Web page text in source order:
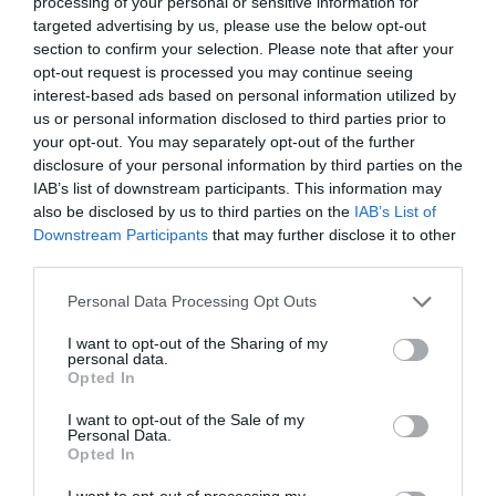
targeted advertising by us, please use the below opt-out
section to confirm your selection. Please note that after your
opt-out request is processed you may continue seeing
interest-based ads based on personal information utilized by
us or personal information disclosed to third parties prior to
your opt-out. You may separately opt-out of the further
disclosure of your personal information by third parties on the
IAB’s list of downstream participants. This information may
also be disclosed by us to third parties on the IAB’s List of
Downstream Participants that may further disclose it to other
Personal Data Processing Opt Outs
I want to opt-out of the Sharing of my
personal data.
Opted In
I want to opt-out of the Sale of my
Personal Data.
Opted In
Σε αυτό το απίθανο ταξίδι ωστόσο μπόρεσε να βρει
μερικούς συνοδοιπόρους που στάθηκαν πολύτιμοι
αρωγοί και στήριξαν την δική του προσπάθεια να φέρει
στο φως μια ιστορία από το τόσο μακρινό παρελθόν,
αλλάζοντας στην ουσία την ιστορία και τον τρόπο που
αυτή γράφτηκε ή επιβεβαιώνοντας με στοιχεία κάποια
πράγματα που μέχρι τότε αμφισβητούνταν από
διάφορους δύσπιστους οι οποίοι και έλεγαν ότι ίσως ο
Αλέξανδροςνα μην έφτασε ποτέ στους πρόποδες των
Ιμαλαΐων, αλλά και τον τρόπο με τον οποίο προσέγγισε
Μαζί με τον κύριο Μανωλεσάκη, στο πλευρό του
Μιχαηλίδης και ο ιστορικός και διευθυντής μουσείου
Σοχινμπέκ Αλοουεντίν